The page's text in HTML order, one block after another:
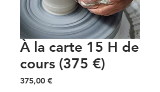
À la carte 15 H de
cours (375 €)
375,00 €